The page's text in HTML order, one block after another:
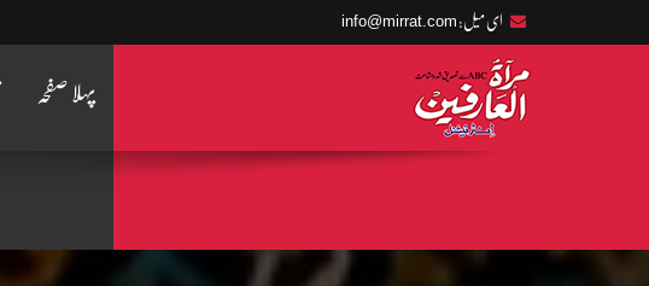
ای میل: info@mirrat.com
پہلا صفحہ